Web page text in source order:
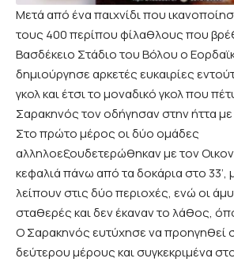
Μετά από ένα παιχνίδι που
τους 400 περίπου φίλαθλους που
Βασδέκειο Στάδιο του Βόλου ο
δημιούργησε αρκετές ευκαιρίες
γκολ και έτσι το μοναδικό γκολ που
Σαρακηνός τον οδήγησαν στην ήττα με
Στο πρώτο μέρος οι δύο ομάδες
αλληλοεξουδετερώθηκαν με τον
κεφαλιά πάνω από τα δοκάρια στο 33’,
λείπουν στις δύο περιοχές, ενώ οι
σταθερές και δεν έκαναν το λάθος,
Ο Σαρακηνός ευτύχησε να προηγηθεί
δεύτερου μέρους και συγκεκριμένα